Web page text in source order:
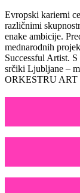
Evropski karierni
različnimi
enake ambicije.
mednarodnih
Successful Artist.
srčiki Ljubljane –
ORKESTRU ART